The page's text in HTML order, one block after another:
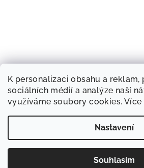
K personalizaci obsahu a
sociálních médií a analýze naší
využíváme soubory cookies.
Nastavení
Souhlasím